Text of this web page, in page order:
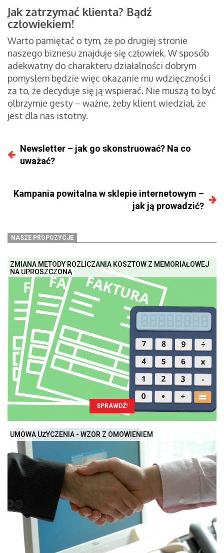
Jak zatrzymać klienta? Bądź
człowiekiem!
Warto pamiętać o tym, że po drugiej stronie
naszego biznesu znajduje się człowiek. W sposób
adekwatny do charakteru działalności dobrym
pomysłem będzie więc okazanie mu wdzięczności
za to, że decyduje się ją wspierać. Nie muszą to być
olbrzymie gesty – ważne, żeby klient wiedział, że
jest dla nas istotny.
Newsletter – jak go skonstruować? Na co
uważać?
Kampania powitalna w sklepie internetowym –
jak ją prowadzić?
NASZE PROPOZYCJE
ZMIANA METODY ROZLICZANIA KOSZTÓW Z MEMORIAŁOWEJ
NA UPROSZCZONĄ
SPRAWDŹ!
UMOWA UŻYCZENIA - WZÓR Z OMÓWIENIEM